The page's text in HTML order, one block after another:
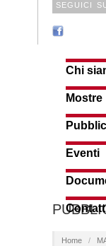
SEGUICI
Chi
Mostre
Eventi
Home /